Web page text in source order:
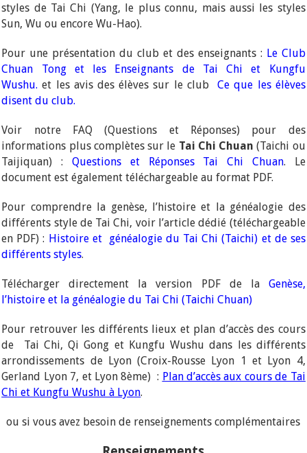
styles de Tai Chi (Yang, le plus connu, mais aussi les styles
Sun, Wu ou encore Wu-Hao).
Pour une présentation du club et des enseignants : Le Club
Chuan Tong et les Enseignants de Tai Chi et Kungfu
Wushu. et les avis des élèves sur le clubCe que les élèves
disent du club.
Voir notre FAQ (Questions et Réponses) pour des
informations plus complètes sur le Tai Chi Chuan (Taichi ou
Taijiquan) : Questions et Réponses Tai Chi Chuan. Le
document est également téléchargeable au format PDF.
Pour comprendre la genèse, l’histoire et la généalogie des
différents style de Tai Chi, voir l’article dédié (téléchargeable
en PDF) : Histoire et généalogie du Tai Chi (Taichi) et de ses
différents styles.
Télécharger directement la version PDF de la Genèse,
l’histoire et la généalogie du Tai Chi (Taichi Chuan)
Pour retrouver les différents lieux et plan d’accès des cours
de Tai Chi, Qi Gong et Kungfu Wushu dans les différents
arrondissements de Lyon (Croix-Rousse Lyon 1 et Lyon 4,
Gerland Lyon 7, et Lyon 8ème) : Plan d’accès aux cours de Tai
Chi et Kungfu Wushu à Lyon.
ou si vous avez besoin de renseignements complémentaires